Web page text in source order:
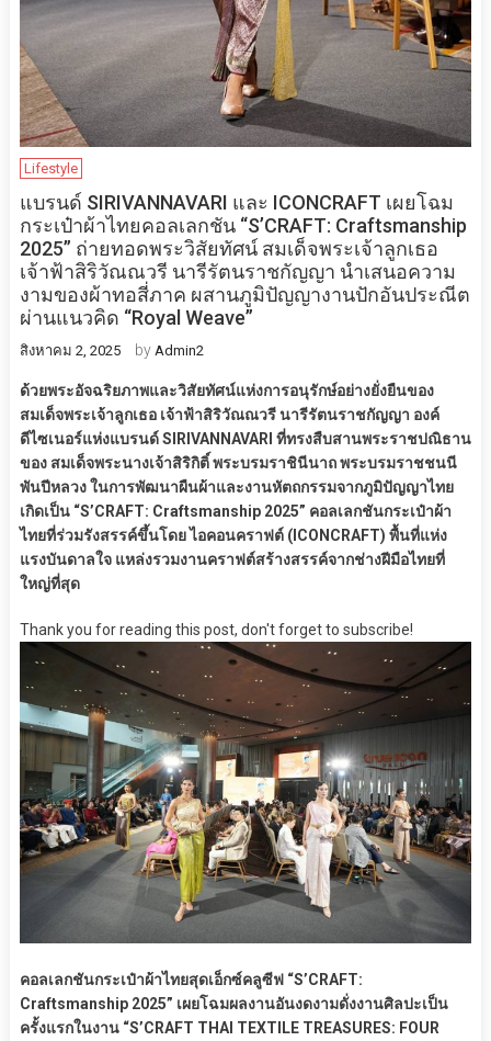
Lifestyle
แบรนด์ SIRIVANNAVARI และ ICONCRAFT เผยโฉม
กระเป๋าผ้าไทยคอลเลกชัน “S’CRAFT: Craftsmanship
2025” ถ่ายทอดพระวิสัยทัศน์ สมเด็จพระเจ้าลูกเธอ
เจ้าฟ้าสิริวัณณวรี นารีรัตนราชกัญญา นำเสนอความ
งามของผ้าทอสี่ภาค ผสานภูมิปัญญางานปักอันประณีต
ผ่านแนวคิด “Royal Weave”
สิงหาคม 2, 2025 by Admin2
ด้วยพระอัจฉริยภาพและวิสัยทัศน์แห่งการอนุรักษ์อย่างยั่งยืนของ
สมเด็จพระเจ้าลูกเธอ เจ้าฟ้าสิริวัณณวรี นารีรัตนราชกัญญา องค์
ดีไซเนอร์แห่งแบรนด์ SIRIVANNAVARI ที่ทรงสืบสานพระราชปณิธาน
ของ สมเด็จพระนางเจ้าสิริกิติ์ พระบรมราชินีนาถ พระบรมราชชนนี
พันปีหลวง ในการพัฒนาผืนผ้าและงานหัตถกรรมจากภูมิปัญญาไทย
เกิดเป็น “S’CRAFT: Craftsmanship 2025” คอลเลกชันกระเป๋าผ้า
ไทยที่ร่วมรังสรรค์ขึ้นโดย ไอคอนคราฟต์ (ICONCRAFT) พื้นที่แห่ง
แรงบันดาลใจ แหล่งรวมงานคราฟต์สร้างสรรค์จากช่างฝีมือไทยที่
ใหญ่ที่สุด
Thank you for reading this post, don't forget to subscribe!
คอลเลกชันกระเป๋าผ้าไทยสุดเอ็กซ์คลูซีฟ “S’CRAFT:
Craftsmanship 2025” เผยโฉมผลงานอันงดงามดั่งงานศิลปะเป็น
ครั้งแรกในงาน “S’CRAFT THAI TEXTILE TREASURES: FOUR